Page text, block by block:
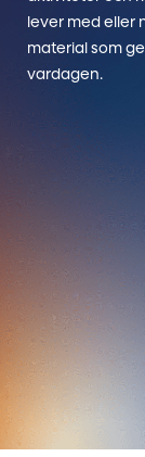
lever med eller
material som
vardagen.